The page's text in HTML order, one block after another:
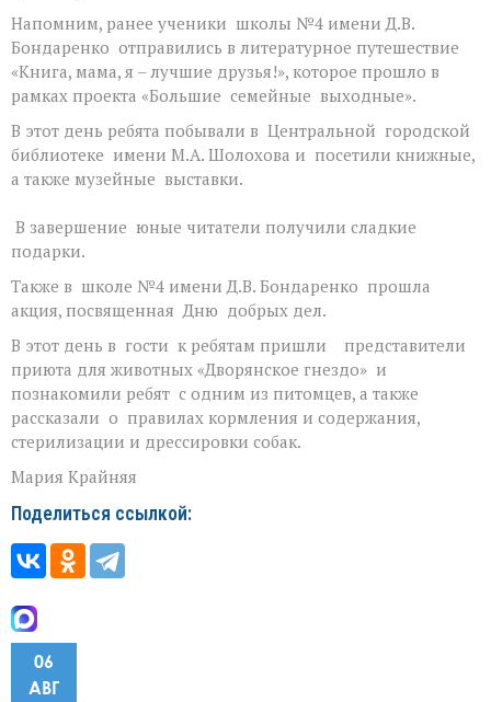
Напомним, ранее ученики школы №4 имени Д.В.
Бондаренко отправились в литературное путешествие
«Книга, мама, я – лучшие друзья!», которое прошло в
рамках проекта «Большие семейные выходные».
В этот день ребята побывали в Центральной городской
библиотеке имени М.А. Шолохова и посетили книжные,
а также музейные выставки.
В завершение юные читатели получили сладкие
подарки.
Также в школе №4 имени Д.В. Бондаренко прошла
акция, посвященная Дню добрых дел.
В этот день в гости к ребятам пришли представители
приюта для животных «Дворянское гнездо» и
познакомили ребят с одним из питомцев, а также
рассказали о правилах кормления и содержания,
стерилизации и дрессировки собак.
Мария Крайняя
Поделиться ссылкой:
06
АВГ